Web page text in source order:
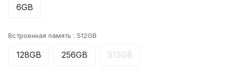
6GB
Встроенная память : 512GB
128GB 256GB 512GB